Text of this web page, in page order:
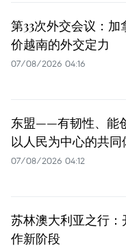
第33次外交会议：
价越南的外交定力
07/08/2026 04:16
东盟——有韧性、能
以人民为中心的共同
07/08/2026 04:12
苏林澳大利亚之行
作新阶段